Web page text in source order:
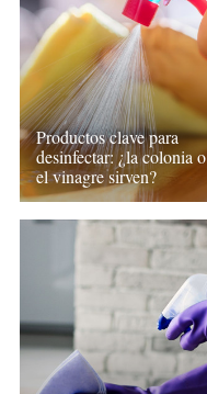
Productos clave para
desinfectar: ¿la colonia o
el vinagre sirven?